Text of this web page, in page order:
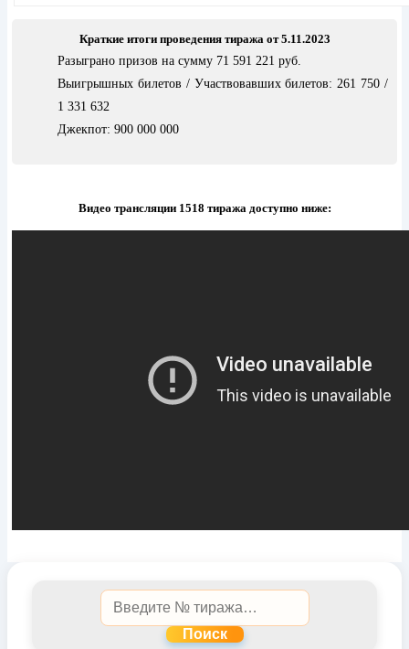
Краткие итоги проведения тиража от 5.11.2023
Разыграно призов на сумму 71 591 221 руб.
Выигрышных билетов / Участвовавших билетов: 261 750 /
1 331 632
Джекпот: 900 000 000
Видео трансляции 1518 тиража доступно ниже:
Поиск